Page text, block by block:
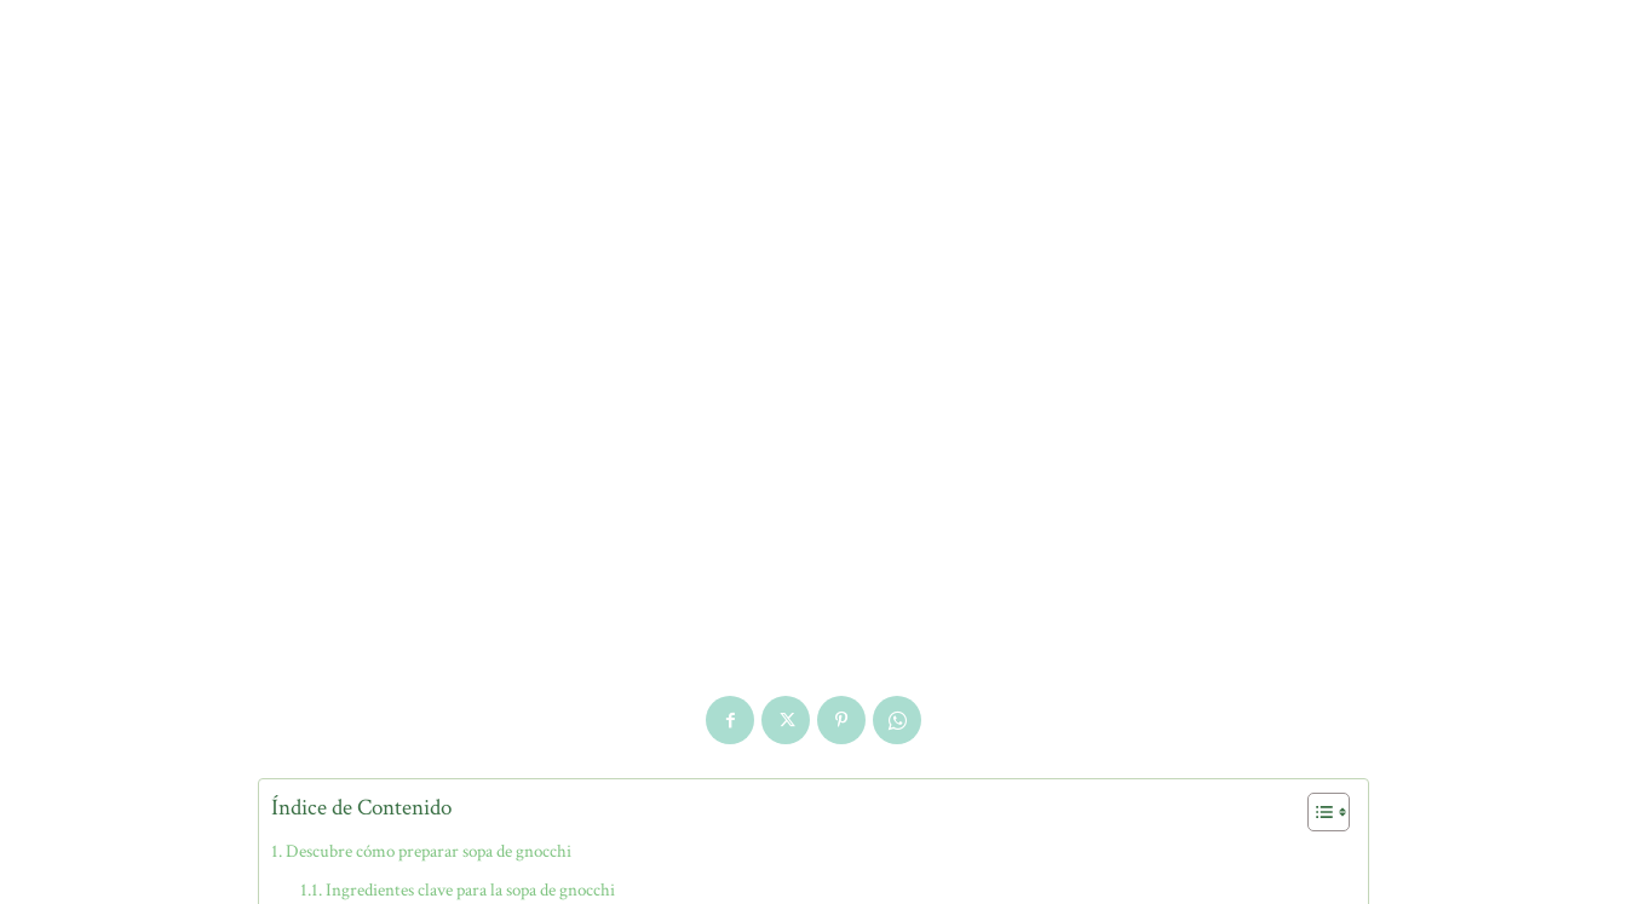
Índice de Contenido
Descubre cómo preparar sopa de gnocchi
Ingredientes clave para la sopa de gnocchi